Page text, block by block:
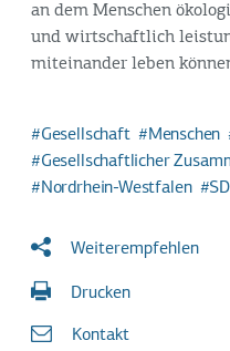
an dem Menschen
und wirtschaftlich
miteinander leben
Gesellschaft Menschen
Gesellschaftlicher
Nordrhein-Westfalen
Weiterempfehlen
Drucken
Kontakt